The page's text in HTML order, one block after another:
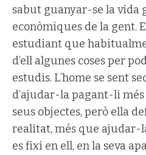
sabut guanyar-se la vida
econòmiques de la gent.
estudiant que
d’ell algunes coses per
estudis. L’home se sent
d’ajudar-la pagant-li
seus objectes, però ella
realitat, més que ajudar-
es fixi en ell, en la seva